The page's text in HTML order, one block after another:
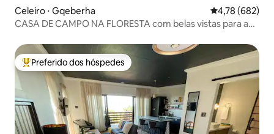
Celeiro ⋅ Gqeberha 4,78 de uma
4,78 (682)
CASA DE CAMPO NA FLORESTA com belas vistas para a
Entre os melhores preferidos dos hóspedes
Preferido dos hóspedes